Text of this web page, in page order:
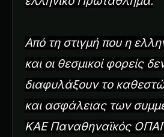
Από τη στιγμή που η
και οι θεσμικοί φορείς
διαφυλάξουν το
και ασφάλειας των
ΚΑΕ Παναθηναϊκός